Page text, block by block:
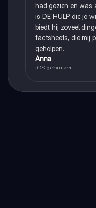
had gezien en was
is DE HULP die je
biedt hij zoveel
factsheets, die mij
geholpen.
Anna
iOS gebruiker